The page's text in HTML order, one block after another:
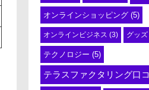
オンラインショッピング (5)
オンラインビジネス (3) グッズ
テクノロジー (5)
テラスファクタリング口